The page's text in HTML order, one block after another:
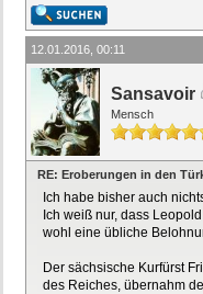
12.01.2016, 00:11
Sansavoir
Mensch
RE: Eroberungen in den
Ich habe bisher auch
Ich weiß nur, dass
wohl eine übliche
Der sächsische Kurfürst
des Reiches, übernahm